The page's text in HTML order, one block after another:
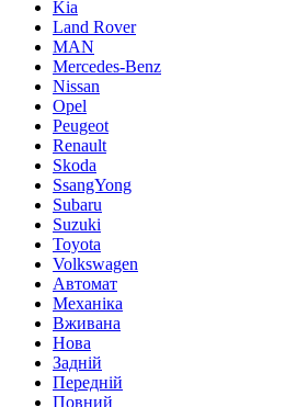
Kia
Land Rover
MAN
Mercedes-Benz
Nissan
Opel
Peugeot
Renault
Skoda
SsangYong
Subaru
Suzuki
Toyota
Volkswagen
Автомат
Механіка
Вживана
Нова
Задній
Передній
Повний